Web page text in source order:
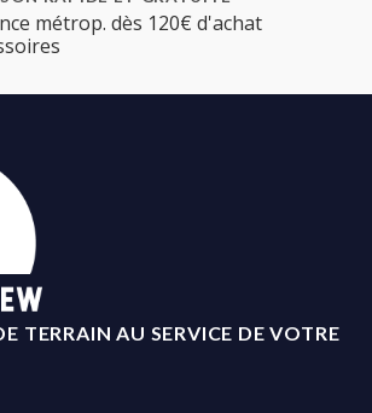
métrop. dès 120€ d'achat
TERRAIN AU SERVICE DE VOTRE